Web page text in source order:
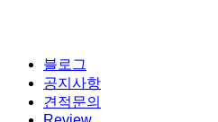
블로그
공지사항
견적문의